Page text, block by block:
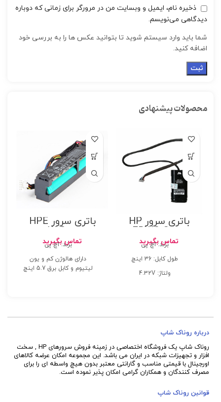
ذخیره نام، ایمیل و وبسایت من در مرورگر برای زمانی که دوباره
دیدگاهی می‌نویسم.
شما باید وارد سیستم شوید تا بتوانید عکس ها را به بررسی خود
اضافه کنید.
محصولات پیشنهادی
باتری سرور HP
FBWC Gen8
تماس بگیرید
برند: اچ پی
طول کابل: 36 اینچ
ولتاژ: 4.32V
باتری سرور HPE
96W Smart
Storage Battery
w/145mm Cable
تماس بگیرید
برند: اچ پی
دارای هالوژن کم و یون
لیتیوم و کابل برق 5.7 اینچ
درباره روناک شاپ
روناک شاپ یک فروشگاه اختصاصی در زمینه فروش سرورهای HP , سخت
افزار و تجهیزات شبکه در ایران می باشد. این مجموعه امکان عرضه کالاهای
اورجینال با قیمتی مناسب و گارانتی معتبر بدون هیچ واسطه ای را برای
مصرف کنندگان و همکاران گرامی امکان پذیر نموده است.
قوانین روناک شاپ